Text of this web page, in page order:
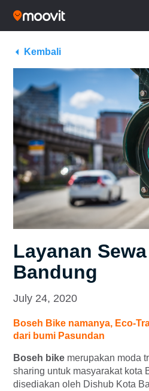
Kembali
Layanan
Bandung
July 24, 2020
Boseh Bike namanya, Eco-
dari bumi Pasundan
Boseh bike merupakan moda
sharing untuk masyarakat kota
disediakan oleh Dishub Kota